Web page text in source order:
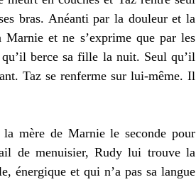
bras. Anéanti par la douleur et la
et ne s’exprime que par les
berce sa fille la nuit. Seul qu’il
Taz se renferme sur lui-même. Il
mère de Marnie le seconde pour
de menuisier, Rudy lui trouve la
énergique et qui n’a pas sa langue